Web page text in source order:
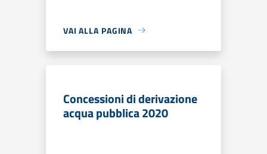
VAI ALLA PAGINA
Concessioni di derivazione
acqua pubblica 2020